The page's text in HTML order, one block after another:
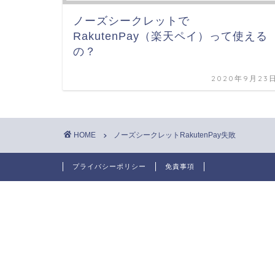
ノーズシークレットで
RakutenPay（楽天ペイ）って使える
の？
2020年9月23
HOME ノーズシークレットRakutenPay失敗
プライバシーポリシー 免責事項